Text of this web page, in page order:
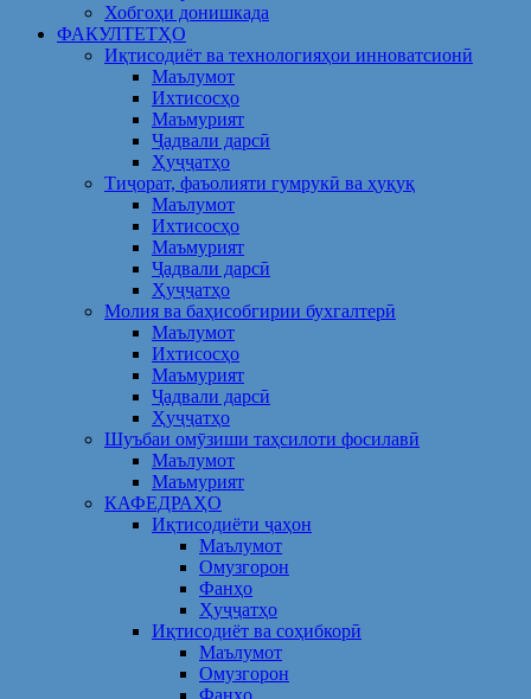
Хобгоҳи донишкада
ФАКУЛТЕТҲО
Иқтисодиёт ва технологияҳои инноватсионӣ
Маълумот
Ихтисосҳо
Маъмурият
Ҷадвали дарсӣ
Ҳуҷҷатҳо
Тиҷорат, фаъолияти гумрукӣ ва ҳуқуқ
Маълумот
Ихтисосҳо
Маъмурият
Ҷадвали дарсӣ
Ҳуҷҷатҳо
Молия ва баҳисобгирии бухгалтерӣ
Маълумот
Ихтисосҳо
Маъмурият
Ҷадвали дарсӣ
Ҳуҷҷатҳо
Шуъбаи омӯзиши таҳсилоти фосилавӣ
Маълумот
Маъмурият
КАФЕДРАҲО
Иқтисодиёти ҷаҳон
Маълумот
Омузгорон
Фанҳо
Ҳуҷҷатҳо
Иқтисодиёт ва соҳибкорӣ
Маълумот
Омузгорон
Фанҳо